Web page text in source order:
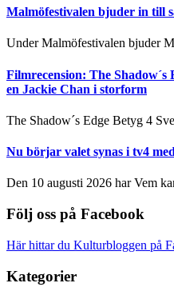
Malmöfestivalen bjuder in till
Under Malmöfestivalen bjuder
Filmrecension: The Shadow´s
en Jackie Chan i storform
The Shadow´s Edge Betyg 4
Nu börjar valet synas i tv4
Den 10 augusti 2026 har Vem
Följ oss på Facebook
Här hittar du Kulturbloggen på
Kategorier